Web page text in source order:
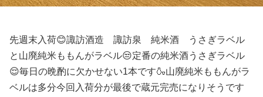
先週末入荷😊諏訪酒造 諏訪泉 純米酒 うさぎラベル
と山廃純米ももんがラベル😒定番の純米酒うさぎラベル
😌毎日の晩酌に欠かせない1本です🍶山廃純米ももんがラ
ベルは多分今回入荷分が最後で蔵元完売になりそうです